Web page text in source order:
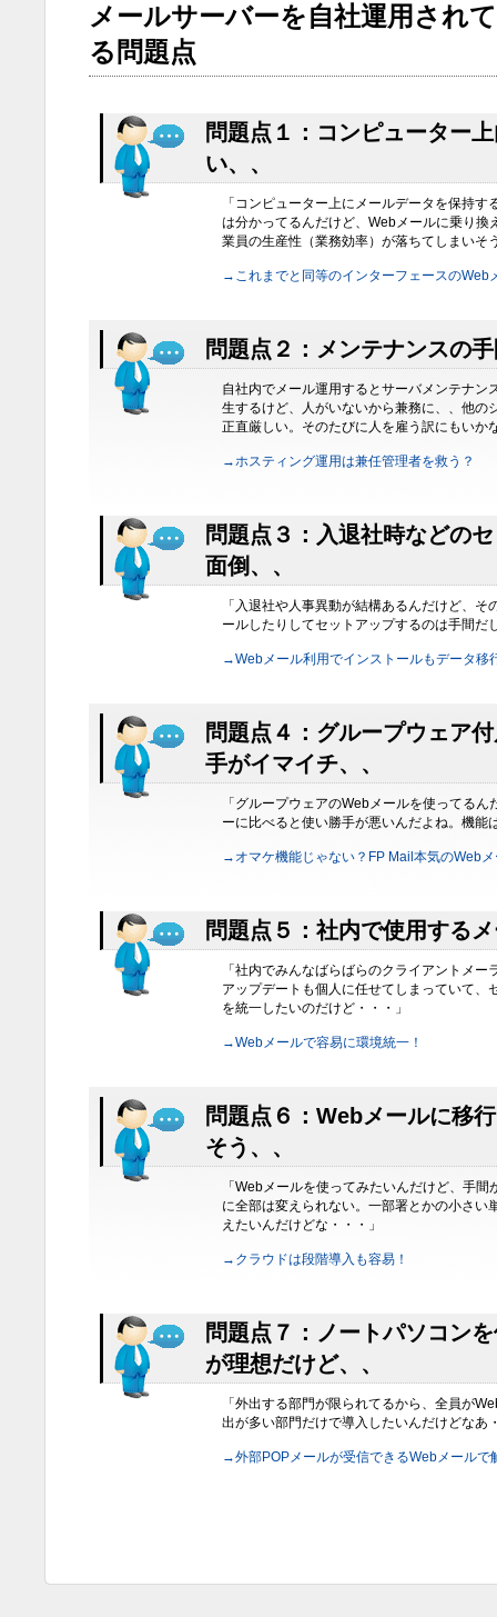
メールサーバーを自社運用され
る問題点
問題点１：コンピューター
い、、
「コンピューター上にメールデータを保持
は分かってるんだけど、Webメールに乗り換
業員の生産性（業務効率）が落ちてしまいそ
→これまでと同等のインターフェースのWeb
問題点２：メンテナンスの
自社内でメール運用するとサーバメンテナン
生するけど、人がいないから兼務に、、他の
正直厳しい。そのたびに人を雇う訳にもいか
→ホスティング運用は兼任管理者を救う？
問題点３：入退社時などの
面倒、、
「入退社や人事異動が結構あるんだけど、
ールしたりしてセットアップするのは手間だ
→Webメール利用でインストールもデータ移
問題点４：グループウェア
手がイマイチ、、
「グループウェアのWebメールを使ってる
ーに比べると使い勝手が悪いんだよね。機能
→オマケ機能じゃない？FP Mail本気のWeb
問題点５：社内で使用する
「社内でみんなばらばらのクライアントメ
アップデートも個人に任せてしまっていて、
を統一したいのだけど・・・」
→Webメールで容易に環境統一！
問題点６：Webメールに移
そう、、
「Webメールを使ってみたいんだけど、手
に全部は変えられない。一部署とかの小さい
えたいんだけどな・・・」
→クラウドは段階導入も容易！
問題点７：ノートパソコン
が理想だけど、、
「外出する部門が限られてるから、全員が
出が多い部門だけで導入したいんだけどなあ
→外部POPメールが受信できるWebメールで